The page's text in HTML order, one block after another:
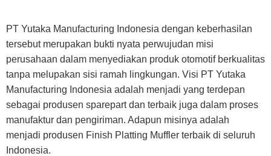
PT Yutaka Manufacturing Indonesia dengan keberhasilan
tersebut merupakan bukti nyata perwujudan misi
perusahaan dalam menyediakan produk otomotif berkualitas
tanpa melupakan sisi ramah lingkungan. Visi PT Yutaka
Manufacturing Indonesia adalah menjadi yang terdepan
sebagai produsen sparepart dan terbaik juga dalam proses
manufaktur dan pengiriman. Adapun misinya adalah
menjadi produsen Finish Platting Muffler terbaik di seluruh
Indonesia.